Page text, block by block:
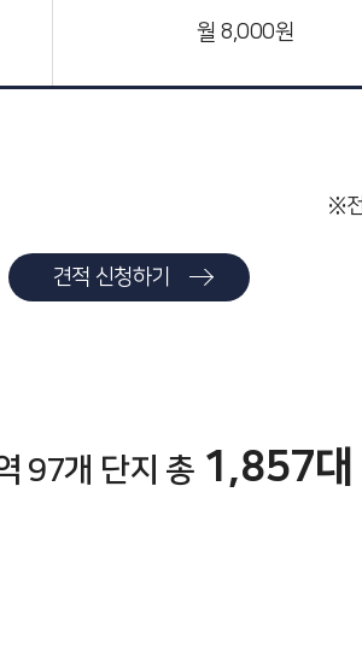
월 8,000원
※
견적 신청하기
97개 단지 총 1,857대